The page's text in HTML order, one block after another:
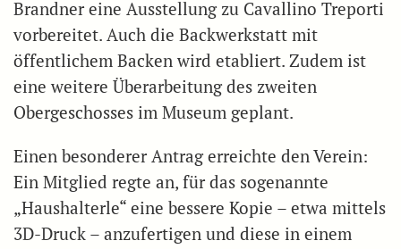
Brandner eine Ausstellung zu Cavallino Treporti
vorbereitet. Auch die Backwerkstatt mit
öffentlichem Backen wird etabliert. Zudem ist
eine weitere Überarbeitung des zweiten
Obergeschosses im Museum geplant.
Einen besonderer Antrag erreichte den Verein:
Ein Mitglied regte an, für das sogenannte
„Haushalterle“ eine bessere Kopie – etwa mittels
3D-Druck – anzufertigen und diese in einem